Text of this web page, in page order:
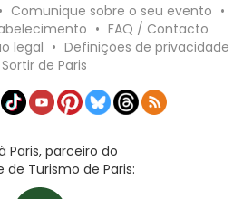
• Comunique sobre o seu evento •
• FAQ / Contacto
legal • Definições de privacidade
Sortir de Paris
Paris, parceiro do
de Turismo de Paris: